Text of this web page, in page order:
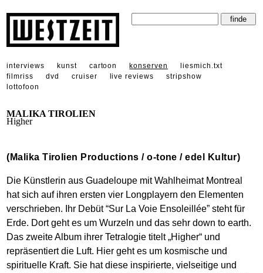
interviews kunst cartoon konserven
liesmich.txt
filmriss
dvd cruiser live reviews
stripshow
lottofoon
MALIKA TIROLIEN
Higher
(Malika Tirolien Productions / o-tone / edel Kultur)
Die Künstlerin aus Guadeloupe mit Wahlheimat Montreal
hat sich auf ihren ersten vier Longplayern den Elementen
verschrieben. Ihr Debüt “Sur La Voie Ensoleillée” steht für
Erde. Dort geht es um Wurzeln und das sehr down to earth.
Das zweite Album ihrer Tetralogie titelt „Higher“ und
repräsentiert die Luft. Hier geht es um kosmische und
spirituelle Kraft. Sie hat diese inspirierte, vielseitige und